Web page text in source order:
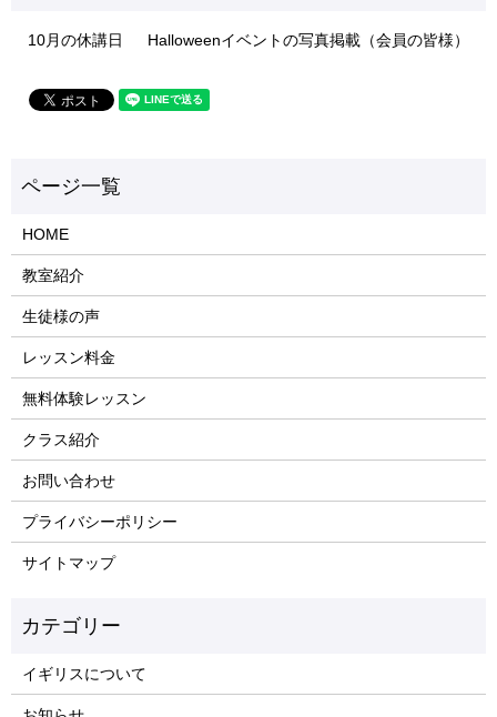
10月の休講日 Halloweenイベントの写真掲載（会員の皆様）
HOME
教室紹介
生徒様の声
レッスン料金
無料体験レッスン
クラス紹介
お問い合わせ
プライバシーポリシー
サイトマップ
イギリスについて